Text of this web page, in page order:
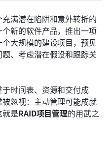
满潜在陷阱和意外转折的
新的软件产品，推出一项
大规模的建设项目，预见
、考虑潜在假设和跟踪关
时间表、资源和交付成
忽视：主动管理可能成就
是RAID项目管理的用武之
理
管理
确保项目成功